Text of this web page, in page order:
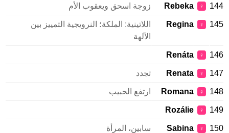
144
♀
Rebeka زوجة اسحق ويعقوب الأم
145
♀
Regina
اللاتينية: الملكة؛ النرويجية التمييز بين
الآلهة
146
♀
Renáta
147
♀
Renata تجدد
148
♀
Romana ارتفع الحبيب
149
♀
Rozálie
150
♀
Sabina سابين، المرأة